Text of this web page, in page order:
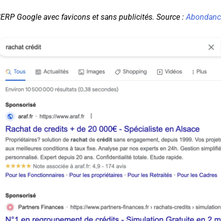
Google avec favicons et sans publicités. Source :